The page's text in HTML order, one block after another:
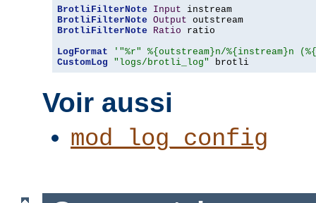
BrotliFilterNote Input
BrotliFilterNote Output
BrotliFilterNote
Ratio ratio
LogFormat
'"%r" %{outstream}n/%{instream}n
CustomLog
"logs/brotli_log" brotli
Voir aussi
mod_log_config